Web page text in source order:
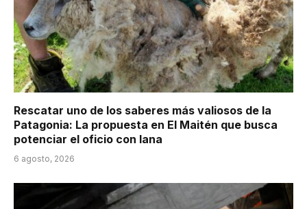
Rescatar uno de los saberes más valiosos de la
Patagonia: La propuesta en El Maitén que busca
potenciar el oficio con lana
6 agosto, 2026